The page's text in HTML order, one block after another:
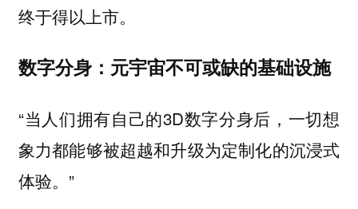
终于得以上市。
数字分身：元宇宙不可或缺的基础设施
“当人们拥有自己的3D数字分身后，一切想
象力都能够被超越和升级为定制化的沉浸式
体验。”